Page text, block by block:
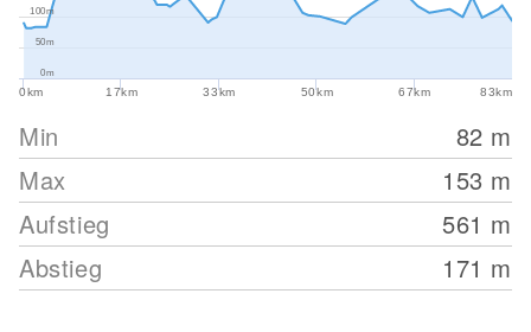
0km 17km 33km 50km 67km 83km
0m
50m
100m
Min 82 m
Max
153 m
Aufstieg
561 m
Abstieg
171 m